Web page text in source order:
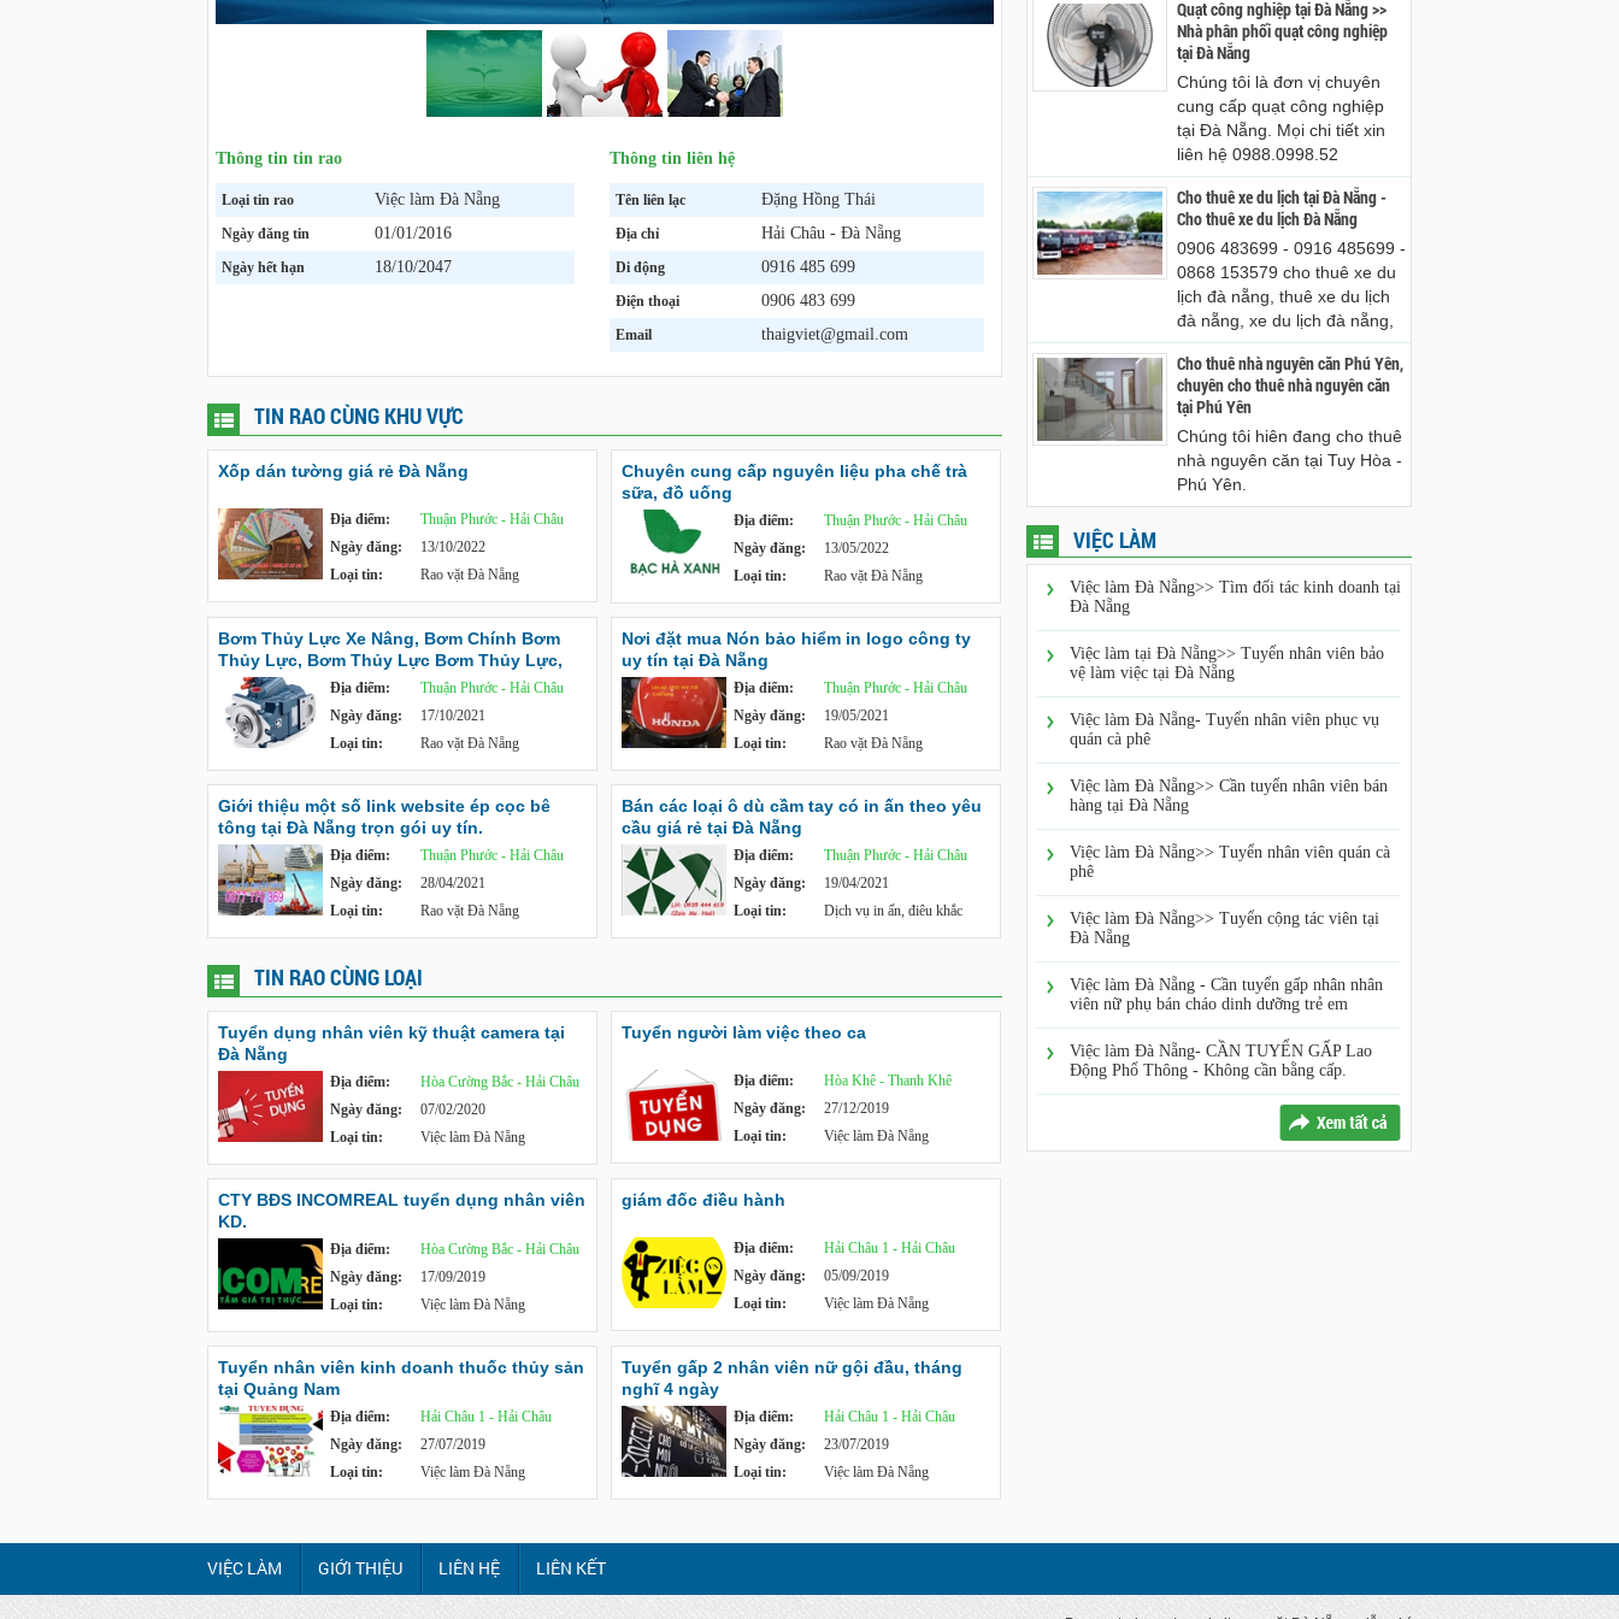
Thông tin tin rao
Loại tin rao Việc làm Đà Nẵng
Ngày đăng tin 01/01/2016
Ngày hết hạn 18/10/2047
Thông tin liên hệ
Tên liên lạc Đặng Hồng Thái
Địa chỉ Hải Châu - Đà Nẵng
Di động 0916 485 699
Điện thoại 0906 483 699
Email thaigviet@gmail.com
TIN RAO CÙNG KHU VỰC
Xốp dán tường giá rẻ Đà Nẵng
Địa điểm:
Thuận Phước - Hải Châu
Ngày đăng:
13/10/2022
Loại tin:
Rao vặt Đà Nẵng
Chuyên cung cấp nguyên liệu pha chế trà
sữa, đồ uống
Địa điểm:
Thuận Phước - Hải Châu
Ngày đăng:
13/05/2022
Loại tin:
Rao vặt Đà Nẵng
Bơm Thủy Lực Xe Nâng, Bơm Chính Bơm
Thủy Lực, Bơm Thủy Lực Bơm Thủy Lực,
Địa điểm:
Thuận Phước - Hải Châu
Ngày đăng:
17/10/2021
Loại tin:
Rao vặt Đà Nẵng
Nơi đặt mua Nón bảo hiểm in logo công ty
uy tín tại Đà Nẵng
Địa điểm:
Thuận Phước - Hải Châu
Ngày đăng:
19/05/2021
Loại tin:
Rao vặt Đà Nẵng
Giới thiệu một số link website ép cọc bê
tông tại Đà Nẵng trọn gói uy tín.
Địa điểm:
Thuận Phước - Hải Châu
Ngày đăng:
28/04/2021
Loại tin:
Rao vặt Đà Nẵng
Bán các loại ô dù cầm tay có in ấn theo yêu
cầu giá rẻ tại Đà Nẵng
Địa điểm:
Thuận Phước - Hải Châu
Ngày đăng:
19/04/2021
Loại tin:
Dịch vụ in ấn, điêu khắc
TIN RAO CÙNG LOẠI
Tuyển dụng nhân viên kỹ thuật camera tại
Đà Nẵng
Địa điểm:
Hòa Cường Bắc - Hải Châu
Ngày đăng:
07/02/2020
Loại tin:
Việc làm Đà Nẵng
Tuyển người làm việc theo ca
Địa điểm:
Hòa Khê - Thanh Khê
Ngày đăng:
27/12/2019
Loại tin:
Việc làm Đà Nẵng
CTY BĐS INCOMREAL tuyển dụng nhân viên
KD.
Địa điểm:
Hòa Cường Bắc - Hải Châu
Ngày đăng:
17/09/2019
Loại tin:
Việc làm Đà Nẵng
giám đốc điều hành
Địa điểm:
Hải Châu 1 - Hải Châu
Ngày đăng:
05/09/2019
Loại tin:
Việc làm Đà Nẵng
Tuyển nhân viên kinh doanh thuốc thủy sản
tại Quảng Nam
Địa điểm:
Hải Châu 1 - Hải Châu
Ngày đăng:
27/07/2019
Loại tin:
Việc làm Đà Nẵng
Tuyển gấp 2 nhân viên nữ gội đầu, tháng
nghĩ 4 ngày
Địa điểm:
Hải Châu 1 - Hải Châu
Ngày đăng:
23/07/2019
Loại tin:
Việc làm Đà Nẵng
Quạt công nghiệp tại Đà Nẵng >>
Nhà phân phối quạt công nghiệp
tại Đà Nẵng
Chúng tôi là đơn vị chuyên
cung cấp quạt công nghiệp
tại Đà Nẵng. Mọi chi tiết xin
liên hệ 0988.0998.52
Cho thuê xe du lịch tại Đà Nẵng -
Cho thuê xe du lịch Đà Nẵng
0906 483699 - 0916 485699 -
0868 153579 cho thuê xe du
lịch đà nẵng, thuê xe du lịch
đà nẵng, xe du lịch đà nẵng,
Cho thuê nhà nguyên căn Phú Yên,
chuyên cho thuê nhà nguyên căn
tại Phú Yên
Chúng tôi hiên đang cho thuê
nhà nguyên căn tại Tuy Hòa -
Phú Yên.
VIỆC LÀM
Việc làm Đà Nẵng>> Tìm đối tác kinh doanh tại
Đà Nẵng
Việc làm tại Đà Nẵng>> Tuyển nhân viên bảo
vệ làm việc tại Đà Nẵng
Việc làm Đà Nẵng- Tuyển nhân viên phục vụ
quán cà phê
Việc làm Đà Nẵng>> Cần tuyển nhân viên bán
hàng tại Đà Nẵng
Việc làm Đà Nẵng>> Tuyển nhân viên quán cà
phê
Việc làm Đà Nẵng>> Tuyển cộng tác viên tại
Đà Nẵng
Việc làm Đà Nẵng - Cần tuyển gấp nhân nhân
viên nữ phụ bán cháo dinh dưỡng trẻ em
Việc làm Đà Nẵng- CẦN TUYỂN GẤP Lao
Động Phổ Thông - Không cần bằng cấp.
VIỆC LÀM GIỚI THIỆU LIÊN HỆ LIÊN KẾT